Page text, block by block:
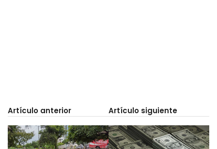
Artículo anterior Artículo siguiente